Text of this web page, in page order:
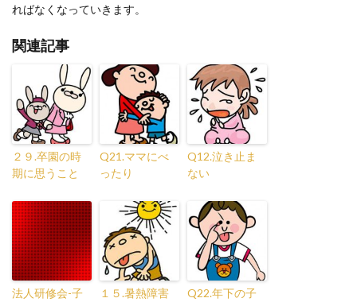
ればなくなっていきます。
関連記事
２９.卒園の時
期に思うこと
Q21.ママにべ
ったり
Q12.泣き止ま
ない
法人研修会-子
１５.暑熱障害
Q22.年下の子